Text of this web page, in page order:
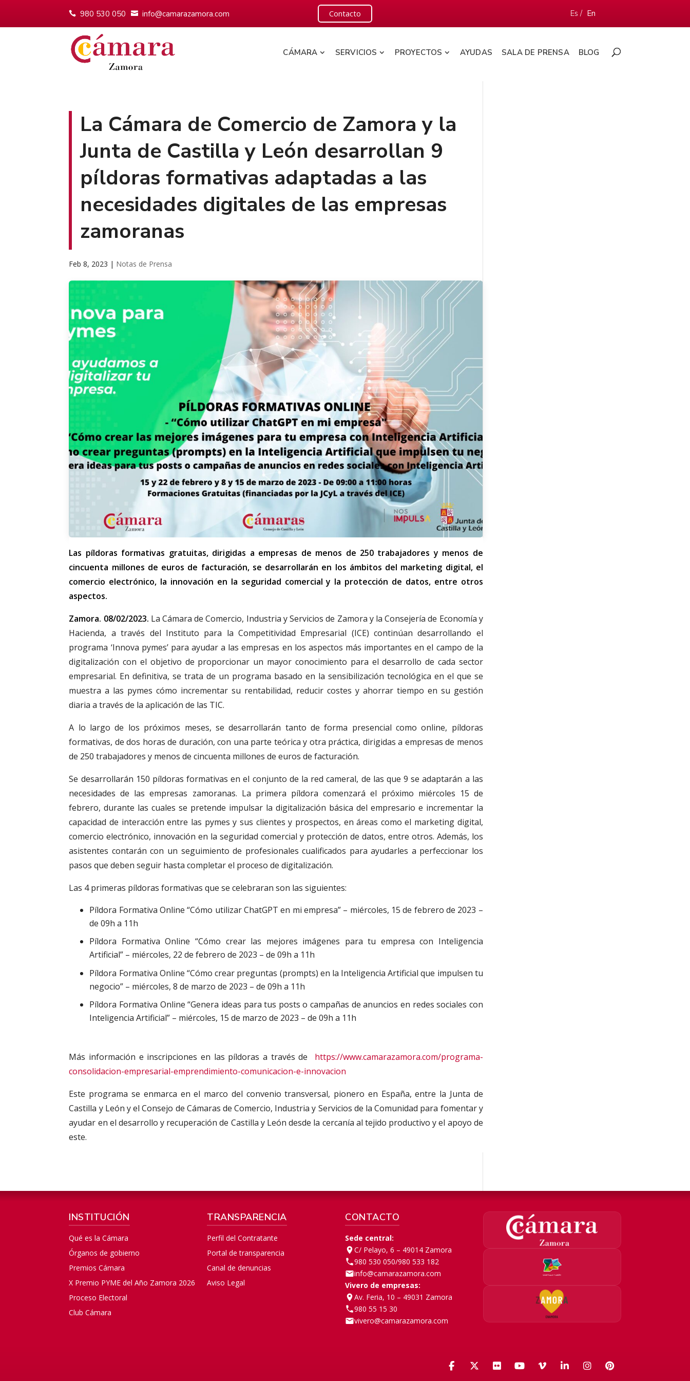
980 530 050 info@camarazamora.com Contacto Es / En
CÁMARA SERVICIOS PROYECTOS AYUDAS SALA DE PRENSA BLOG
La Cámara de Comercio de Zamora y la
Junta de Castilla y León desarrollan 9
píldoras formativas adaptadas a las
necesidades digitales de las empresas
zamoranas
Feb 8, 2023 | Notas de Prensa
Las píldoras formativas gratuitas, dirigidas a empresas de menos de 250 trabajadores y menos de
cincuenta millones de euros de facturación, se desarrollarán en los ámbitos del marketing digital, el
comercio electrónico, la innovación en la seguridad comercial y la protección de datos, entre otros
aspectos.
Zamora. 08/02/2023. La Cámara de Comercio, Industria y Servicios de Zamora y la Consejería de Economía y
Hacienda, a través del Instituto para la Competitividad Empresarial (ICE) continúan desarrollando el
programa ‘Innova pymes’ para ayudar a las empresas en los aspectos más importantes en el campo de la
digitalización con el objetivo de proporcionar un mayor conocimiento para el desarrollo de cada sector
empresarial. En definitiva, se trata de un programa basado en la sensibilización tecnológica en el que se
muestra a las pymes cómo incrementar su rentabilidad, reducir costes y ahorrar tiempo en su gestión
diaria a través de la aplicación de las TIC.
A lo largo de los próximos meses, se desarrollarán tanto de forma presencial como online, píldoras
formativas, de dos horas de duración, con una parte teórica y otra práctica, dirigidas a empresas de menos
de 250 trabajadores y menos de cincuenta millones de euros de facturación.
Se desarrollarán 150 píldoras formativas en el conjunto de la red cameral, de las que 9 se adaptarán a las
necesidades de las empresas zamoranas. La primera píldora comenzará el próximo miércoles 15 de
febrero, durante las cuales se pretende impulsar la digitalización básica del empresario e incrementar la
capacidad de interacción entre las pymes y sus clientes y prospectos, en áreas como el marketing digital,
comercio electrónico, innovación en la seguridad comercial y protección de datos, entre otros. Además, los
asistentes contarán con un seguimiento de profesionales cualificados para ayudarles a perfeccionar los
pasos que deben seguir hasta completar el proceso de digitalización.
Las 4 primeras píldoras formativas que se celebraran son las siguientes:
Píldora Formativa Online “Cómo utilizar ChatGPT en mi empresa” – miércoles, 15 de febrero de 2023 –
de 09h a 11h
Píldora Formativa Online “Cómo crear las mejores imágenes para tu empresa con Inteligencia
Artificial” – miércoles, 22 de febrero de 2023 – de 09h a 11h
Píldora Formativa Online “Cómo crear preguntas (prompts) en la Inteligencia Artificial que impulsen tu
negocio” – miércoles, 8 de marzo de 2023 – de 09h a 11h
Píldora Formativa Online “Genera ideas para tus posts o campañas de anuncios en redes sociales con
Inteligencia Artificial” – miércoles, 15 de marzo de 2023 – de 09h a 11h
Más información e inscripciones en las píldoras a través de https://www.camarazamora.com/programa-
consolidacion-empresarial-emprendimiento-comunicacion-e-innovacion
Este programa se enmarca en el marco del convenio transversal, pionero en España, entre la Junta de
Castilla y León y el Consejo de Cámaras de Comercio, Industria y Servicios de la Comunidad para fomentar y
ayudar en el desarrollo y recuperación de Castilla y León desde la cercanía al tejido productivo y el apoyo de
este.
INSTITUCIÓN
Qué es la Cámara
Órganos de gobierno
Premios Cámara
X Premio PYME del Año Zamora 2026
Proceso Electoral
Club Cámara
TRANSPARENCIA
Perfil del Contratante
Portal de transparencia
Canal de denuncias
Aviso Legal
CONTACTO
Sede central:
C/ Pelayo, 6 – 49014 Zamora
980 530 050/980 533 182
info@camarazamora.com
Vivero de empresas:
Av. Feria, 10 – 49031 Zamora
980 55 15 30
vivero@camarazamora.com
Facebook
X (Twitter)
FlickrYouTube
VimeoLinkedIn
Instagram
Pinterest